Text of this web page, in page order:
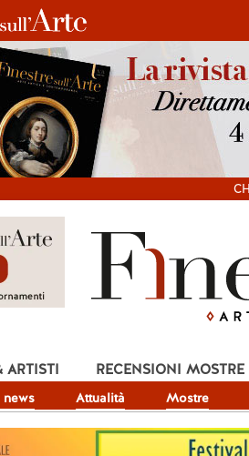
news Attualità Mostre
ARTISTI RECENSIONI MOSTRE